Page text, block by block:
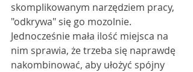
skomplikowanym narzędziem pracy,
"odkrywa" się go mozolnie.
Jednocześnie mała ilość miejsca na
nim sprawia, że trzeba się naprawdę
nakombinować, aby ułożyć spójny